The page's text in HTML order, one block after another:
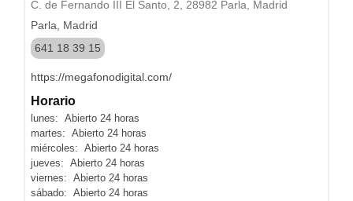
C. de Fernando III El Santo, 2, 28982 Parla, Madrid
Parla, Madrid
641 18 39 15
https://megafonodigital.com/
Horario
lunes: Abierto 24 horas
martes: Abierto 24 horas
miércoles: Abierto 24 horas
jueves: Abierto 24 horas
viernes: Abierto 24 horas
sábado: Abierto 24 horas